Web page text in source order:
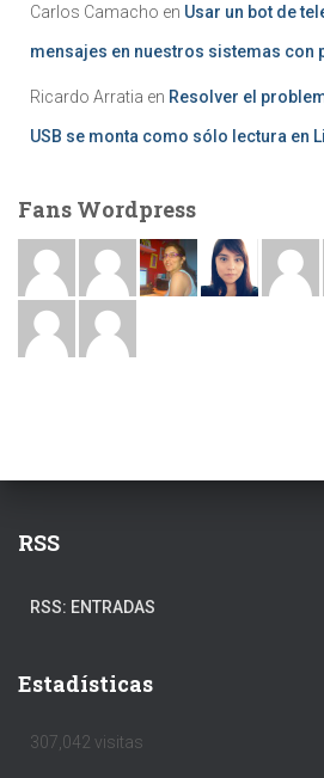
Carlos Camacho en Usar un bot de
mensajes en nuestros sistemas con
Ricardo Arratia en Resolver el
USB se monta como sólo lectura en
Fans Wordpress
RSS
RSS: ENTRADAS
Estadísticas
307,042 visitas